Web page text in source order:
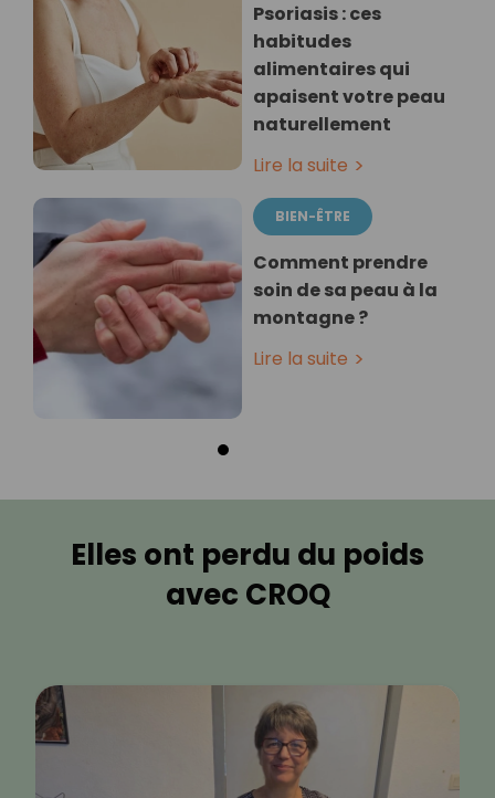
Psoriasis : ces
habitudes
alimentaires qui
apaisent votre peau
naturellement
Lire la suite
BIEN-ÊTRE
Comment prendre
soin de sa peau à la
montagne ?
Lire la suite
Elles ont perdu du poids
avec CROQ